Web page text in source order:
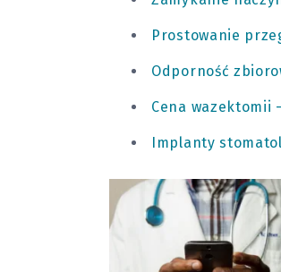
Prostowanie
Odporność
Cena wazektomii
Implanty